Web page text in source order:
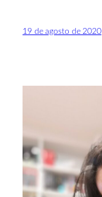
19 de agosto de 2020